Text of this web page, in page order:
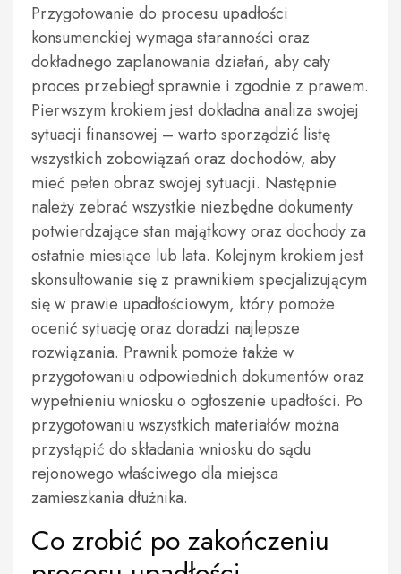
Przygotowanie do procesu upadłości
konsumenckiej wymaga staranności oraz
dokładnego zaplanowania działań, aby cały
proces przebiegł sprawnie i zgodnie z prawem.
Pierwszym krokiem jest dokładna analiza swojej
sytuacji finansowej – warto sporządzić listę
wszystkich zobowiązań oraz dochodów, aby
mieć pełen obraz swojej sytuacji. Następnie
należy zebrać wszystkie niezbędne dokumenty
potwierdzające stan majątkowy oraz dochody za
ostatnie miesiące lub lata. Kolejnym krokiem jest
skonsultowanie się z prawnikiem specjalizującym
się w prawie upadłościowym, który pomoże
ocenić sytuację oraz doradzi najlepsze
rozwiązania. Prawnik pomoże także w
przygotowaniu odpowiednich dokumentów oraz
wypełnieniu wniosku o ogłoszenie upadłości. Po
przygotowaniu wszystkich materiałów można
przystąpić do składania wniosku do sądu
rejonowego właściwego dla miejsca
zamieszkania dłużnika.
Co zrobić po zakończeniu